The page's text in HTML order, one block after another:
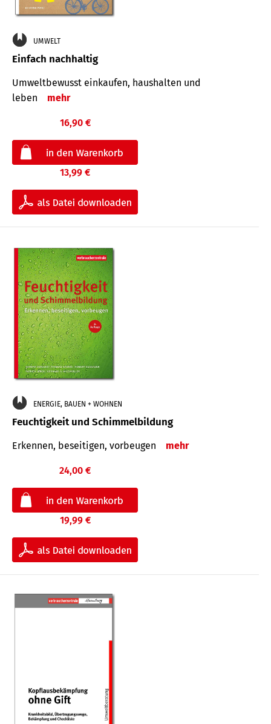
UMWELT
Einfach nachhaltig
Umweltbewusst einkaufen, haushalten und
leben
mehr
16,90 €
13,99 €
ENERGIE, BAUEN + WOHNEN
Feuchtigkeit und Schimmelbildung
Erkennen, beseitigen, vorbeugen mehr
24,00 €
19,99 €